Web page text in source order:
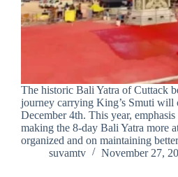
The historic Bali Yatra of Cuttack
journey carrying King’s Smuti will
December 4th. This year,
making the 8-day Bali Yatra more
organized and on maintaining
suvamtv
November 27,